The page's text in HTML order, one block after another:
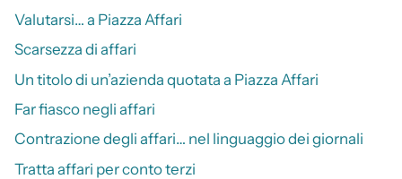
Valutarsi… a Piazza Affari
Scarsezza di affari
Un titolo di un’azienda quotata a Piazza Affari
Far fiasco negli affari
Contrazione degli affari… nel linguaggio dei giornali
Tratta affari per conto terzi